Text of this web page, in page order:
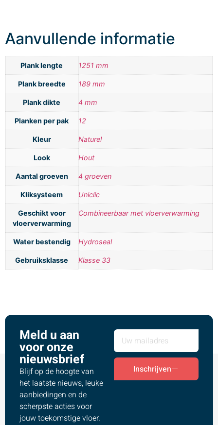
Aanvullende informatie
Plank lengte 1251 mm
Plank breedte 189 mm
Plank dikte 4 mm
Planken per pak 12
Kleur Naturel
Look Hout
Aantal groeven 4 groeven
Kliksysteem Uniclic
Geschikt voor
vloerverwarming
Combineerbaar met vloerverwarming
Water bestendig Hydroseal
Gebruiksklasse Klasse 33
Meld u aan
voor onze
nieuwsbrief
Blijf op de hoogte van
het laatste nieuws, leuke
aanbiedingen en de
scherpste acties voor
jouw toekomstige vloer.
Inschrijven